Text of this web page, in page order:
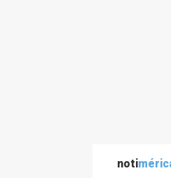
noti